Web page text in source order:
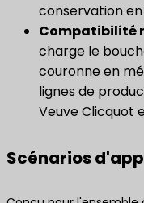
conservation
Compatibilité
charge le
couronne en
lignes de
Veuve Clicquot
Scénarios